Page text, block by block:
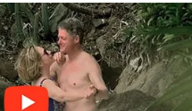
längs halbieren und in
Stücke schneiden. Den
Nadeln abzupfen un etwas
vermengen und Olivenöl,
und in den kalten